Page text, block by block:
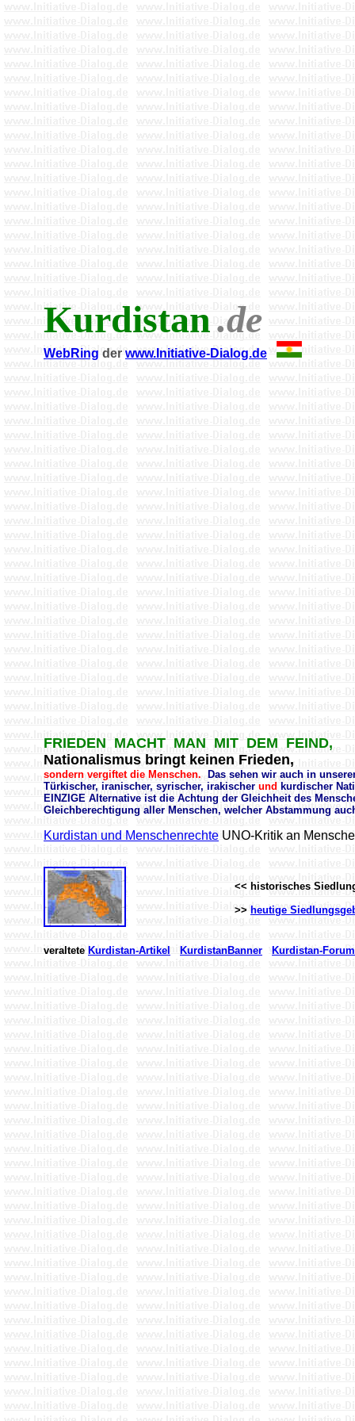
Kurdistan.de
WebRing der www.Initiative-Dialog.de
FRIEDEN MACHT MAN MIT DEM FEIND,
Nationalismus bringt keinen Frieden,
sondern vergiftet die Menschen. Das sehen wir auch in
Türkischer, iranischer, syrischer, irakischer und kurdischer
EINZIGE Alternative ist die Achtung der Gleichheit des
Gleichberechtigung aller Menschen, welcher Abstammung
Kurdistan und Menschenrechte UNO-Kritik an
<< historisches
>> heutige
veraltete Kurdistan-Artikel KurdistanBanner Kurdistan-Forum